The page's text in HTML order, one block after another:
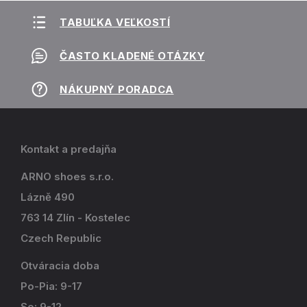
TABUĽKA VEĽKOSTÍ
ČASTO KLADENÉ OTÁZKY
NÁKUPNÝ PORADCA
Kontakt a predajňa
ARNO shoes s.r.o.
Lázně 490
763 14 Zlín - Kostelec
Czech Republic
Otváracia doba
Po-Pia: 9-17